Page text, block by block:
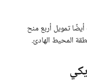
تمويل أربع منح
المحيط الهادئ.